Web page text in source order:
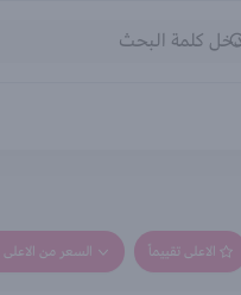
الاعلى تقييماً السعر من الاعلى